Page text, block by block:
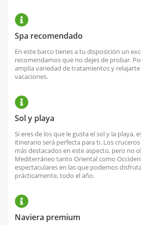
Spa recomendado
En este barco tienes a tu disposición un
recomendamos que no dejes de probar.
amplia variedad de tratamientos y
vacaciones.
Sol y playa
Si eres de los que le gusta el sol y la playa,
itinerario será perfecta para ti. Los
más destacados en este aspecto, pero no
Mediterráneo tanto Oriental como
espectaculares en las que podemos
prácticamente, todo el año.
Naviera premium